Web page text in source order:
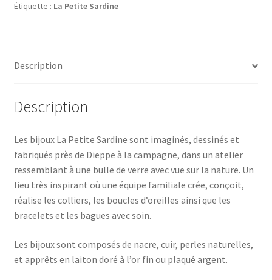
Étiquette : La Petite Sardine
Description
Description
Les bijoux La Petite Sardine sont imaginés, dessinés et
fabriqués près de Dieppe à la campagne, dans un atelier
ressemblant à une bulle de verre avec vue sur la nature. Un
lieu très inspirant où une équipe familiale crée, conçoit,
réalise les colliers, les boucles d’oreilles ainsi que les
bracelets et les bagues avec soin.
Les bijoux sont composés de nacre, cuir, perles naturelles,
et apprêts en laiton doré à l’or fin ou plaqué argent.